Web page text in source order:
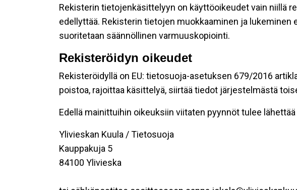
Rekisterin tietojenkäsittelyyn on käyttöoikeudet vain niillä
edellyttää. Rekisterin tietojen muokkaaminen ja
suoritetaan säännöllinen varmuuskopiointi.
Rekisteröidyn oikeudet
Rekisteröidyllä on EU: tietosuoja-asetuksen 679/2016
poistoa, rajoittaa käsittelyä, siirtää tiedot järjestelmästä
Edellä mainittuihin oikeuksiin viitaten pyynnöt tulee
Ylivieskan Kuula / Tietosuoja
Kauppakuja 5
84100 Ylivieska